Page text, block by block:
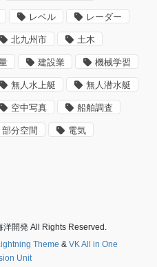
レベル レーダー
北九州市 土木
建設業 機械学習
無人水上艇 無人潜水艇
空中写真 船舶調査
部分空間 電気
開発 All Rights Reserved.
Theme & VK All in One
Unit